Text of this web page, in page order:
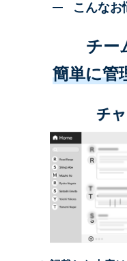
こんなお
チー
簡単に管